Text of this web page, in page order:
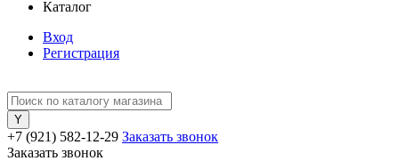
Каталог
Вход
Регистрация
+7 (921) 582-12-29 Заказать звонок
Заказать звонок